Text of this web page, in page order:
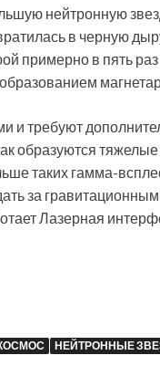
нейтронную
в черную
примерно в пять
требуют
образуются
таких гамма-
за
Лазерная
НЕЙТРОННЫЕ